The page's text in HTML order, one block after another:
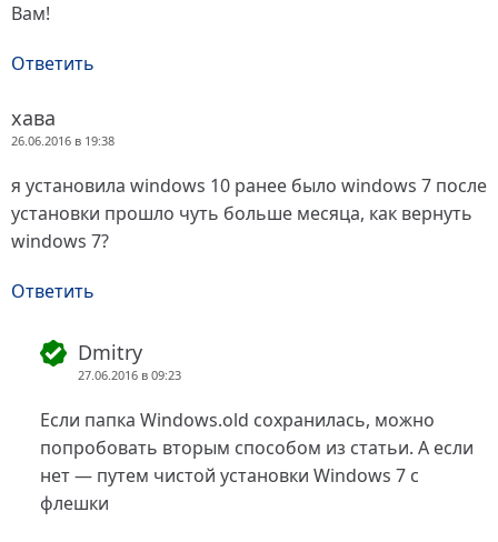
Вам!
Ответить
хава
26.06.2016 в 19:38
я установила windows 10 ранее было windows 7 после
установки прошло чуть больше месяца, как вернуть
windows 7?
Ответить
Dmitry
27.06.2016 в 09:23
Если папка Windows.old сохранилась, можно
попробовать вторым способом из статьи. А если
нет — путем чистой установки Windows 7 с
флешки